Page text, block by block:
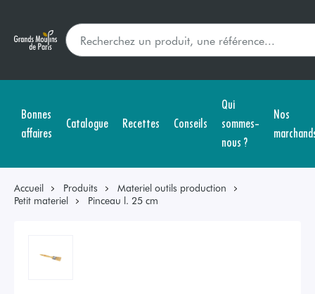
Bonnes
affaires
Catalogue Recettes Conseils
Qui
sommes-
nous ?
Nos
Accueil Produits
Materiel outils production
Petit materiel
Pinceau l. 25 cm